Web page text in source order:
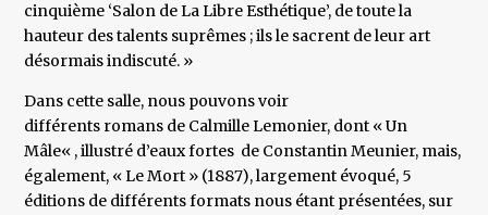
cinquième ‘Salon de La Libre Esthétique’, de toute la
hauteur des talents suprêmes ; ils le sacrent de leur art
désormais indiscuté. »
Dans cette salle, nous pouvons voir
différents romans de Calmille Lemonier, dont « Un
Mâle« , illustré d’eaux fortes de Constantin Meunier, mais,
également, « Le Mort » (1887), largement évoqué, 5
éditions de différents formats nous étant présentées, sur